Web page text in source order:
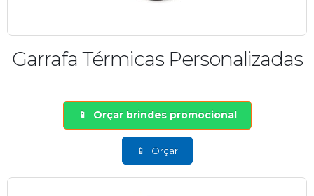
Garrafa Térmicas Personalizadas
Orçar brindes promocional
Orçar